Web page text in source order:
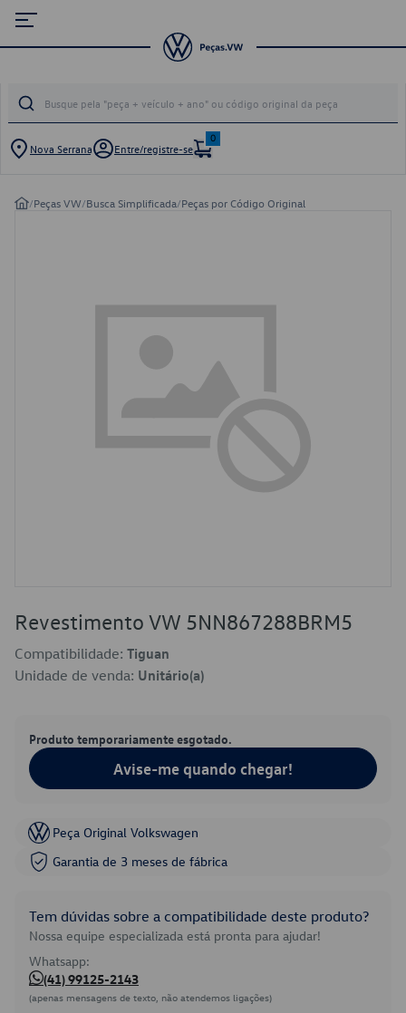
Nova Serrana Entre/registre-se
0
/Peças VW/Busca Simplificada/Peças por Código Original
Revestimento VW 5NN867288BRM5
Compatibilidade: Tiguan
Unidade de venda: Unitário(a)
Produto temporariamente esgotado.
Avise-me quando chegar!
Peça Original Volkswagen
Garantia de 3 meses de fábrica
Tem dúvidas sobre a compatibilidade deste produto?
Nossa equipe especializada está pronta para ajudar!
Whatsapp:
(41) 99125-2143
(apenas mensagens de texto, não atendemos ligações)